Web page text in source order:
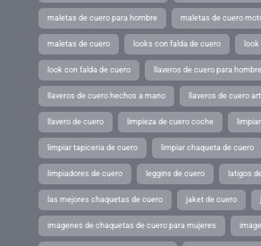
maletas de cuero para hombre maletas de cuero
maletas de cuero looks con falda de cuero
look con falda de cuero llaveros de cuero para
llaveros de cuero hechos a mano llaveros de cuero
llavero de cuero limpieza de cuero coche
limpiar tapiceria de cuero limpiar chaqueta de cuero
limpiadores de cuero leggins de cuero latigos
las mejores chaquetas de cuero jaket de cuero
imagenes de chaquetas de cuero para mujeres